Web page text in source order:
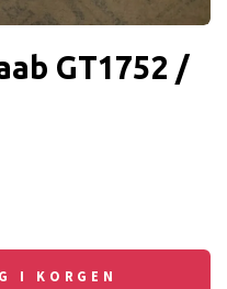
GT1752 /
I KORGEN